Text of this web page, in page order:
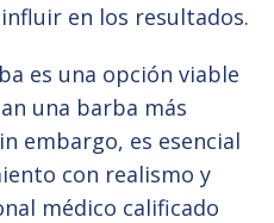
en los resultados.
es una opción viable
una barba más
embargo, es esencial
con realismo y
médico calificado